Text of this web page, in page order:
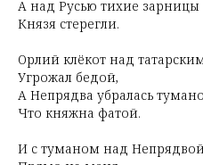
А над Русью тихие зарницы
Князя стерегли.
Орлий клёкот над
Угрожал бедой,
А Непрядва убралась
Что княжна фатой.
И с туманом над